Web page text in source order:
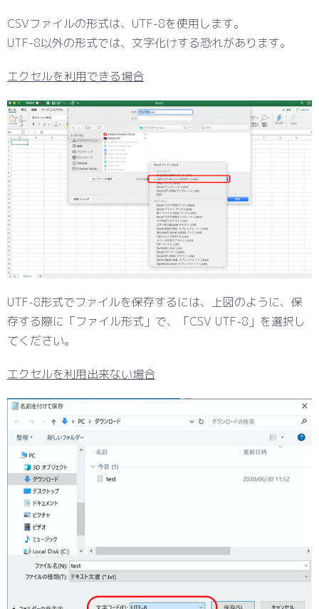
CSVファイルの形式は、UTF-8を使用します。
UTF-8以外の形式では、文字化けする恐れがあります。
エクセルを利用できる場合
UTF-8形式でファイルを保存するには、上図のように、保
存する際に「ファイル形式」で、「CSV UTF-8」を選択し
てください。
エクセルを利用出来ない場合